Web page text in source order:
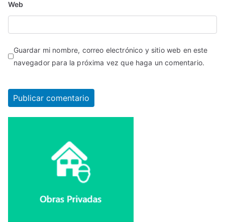
Web
Guardar mi nombre, correo electrónico y sitio web en este
navegador para la próxima vez que haga un comentario.